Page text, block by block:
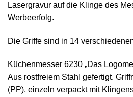
Lasergravur auf die Klinge des
Werbeerfolg.
Die Griffe sind in 14
Küchenmesser 6230 „Das
Aus rostfreiem Stahl gefertigt.
(PP), einzeln verpackt mit